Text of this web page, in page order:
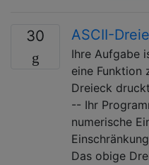
30 ASCII-
Ihre Aufgabe
eine Funktion
Dreieck
-- Ihr
numerische
Das obige